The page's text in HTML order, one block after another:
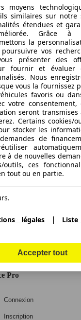
Pro
Connexion
Inscription
similaires sur notre
étendues et
Grâce à
la
vos
présenter des
fournir et évaluer
Nous
vous la fournissez
favoris ou
votre consentement,
seront transmises
Certains cookies/
stocker les
de
à de nouvelles
outils, ces
tout ou en partie.
légales |
Accepter tout